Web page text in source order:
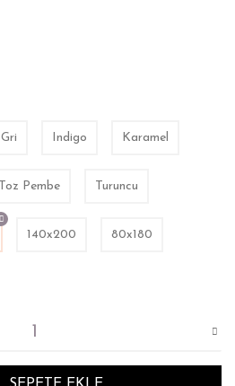
Gri Indigo Karamel
Toz Pembe Turuncu
140x200 80x180